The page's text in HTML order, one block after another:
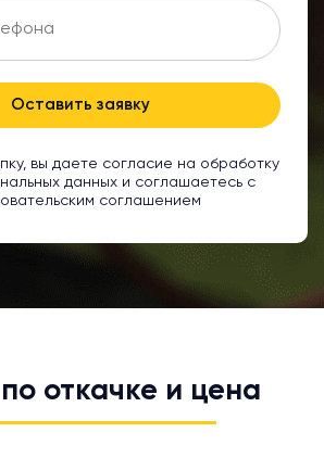
Оставить заявку
вы даете согласие на обработку
данных и соглашаетесь с
соглашением
по откачке и цена